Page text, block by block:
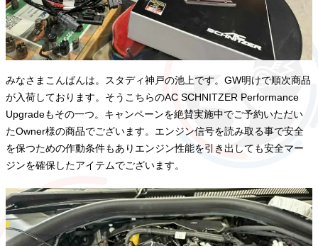
みなさまこんばんは。スタディ神戸の池上です。GW明けで順次商品
が入荷しております。そうこちらのAC SCHNITZER Performance
Upgradeもその一つ。キャンペーンを絶賛実施中でご予約いただい
たOwner様の商品でございます。エンジン信号を読み取る事で安全
を保つための作動条件もありエンジン性能を引き出しても安全マー
ジンを確保したアイテムでございます。